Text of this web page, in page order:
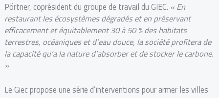
Pörtner, coprésident du groupe de travail du GIEC. « En
restaurant les écosystèmes dégradés et en préservant
efficacement et équitablement 30 à 50 % des habitats
terrestres, océaniques et d’eau douce, la société profitera de
la capacité qu’a la nature d’absorber et de stocker le carbone.
»
Le Giec propose une série d’interventions pour armer les villes